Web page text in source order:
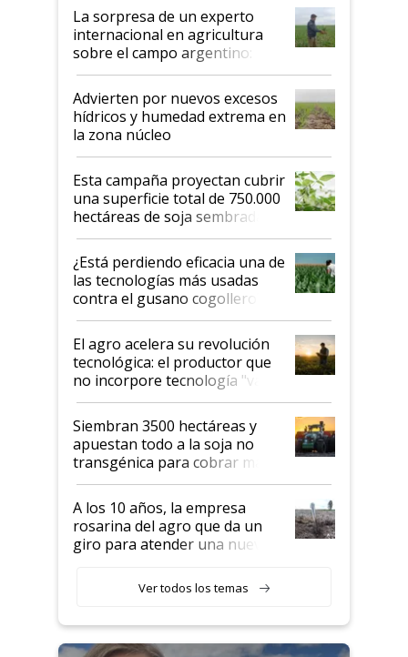
La sorpresa de un experto
internacional en agricultura
sobre el campo argentino:
"Estoy muy impresionado"
Advierten por nuevos excesos
hídricos y humedad extrema en
la zona núcleo
Esta campaña proyectan cubrir
una superficie total de 750.000
hectáreas de soja sembradas
con una nueva generación de
variedades que marcan un
salto tecnológico en genética y
rendimiento
¿Está perdiendo eficacia una de
las tecnologías más usadas
contra el gusano cogollero? El
desafío de una tecnología clave
El agro acelera su revolución
tecnológica: el productor que
no incorpore tecnología "va a
perder el tren"
Siembran 3500 hectáreas y
apuestan todo a la soja no
transgénica para cobrar más
por tonelada: compraron un
semillero
A los 10 años, la empresa
rosarina del agro que da un
giro para atender una nueva
Ver todos los temas